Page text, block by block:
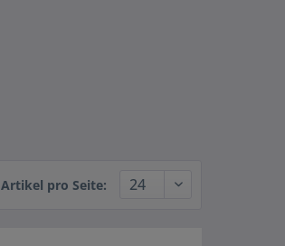
Artikel pro Seite: